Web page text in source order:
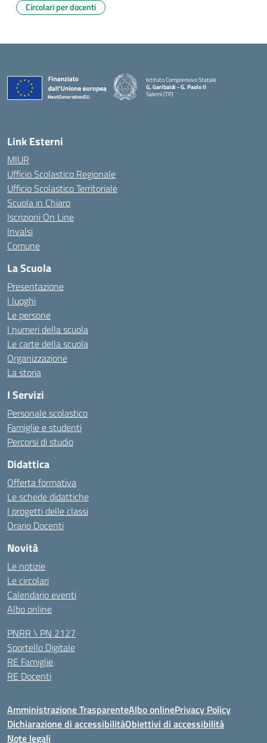
Circolari per docenti
Istituto Comprensivo Statale
G. Garibaldi - G. Paolo II
Salemi (TP)
Link Esterni
MIUR
Ufficio Scolastico Regionale
Ufficio Scolastico Territoriale
Scuola in Chiaro
Iscrizioni On Line
Invalsi
Comune
La Scuola
Presentazione
I luoghi
Le persone
I numeri della scuola
Le carte della scuola
Organizzazione
La storia
I Servizi
Personale scolastico
Famiglie e studenti
Percorsi di studio
Didattica
Offerta formativa
Le schede didattiche
I progetti delle classi
Orario Docenti
Novità
Le notizie
Le circolari
Calendario eventi
Albo online
PNRR \ PN 2127
Sportello Digitale
RE Famiglie
RE Docenti
Amministrazione TrasparenteAlbo onlinePrivacy Policy
Dichiarazione di accessibilitàObiettivi di accessibilità
Note legali